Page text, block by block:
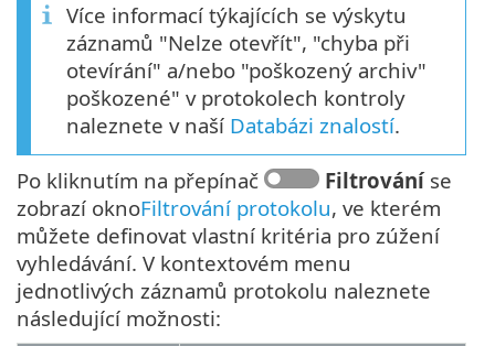
Více informací týkajících se výskytu
záznamů "Nelze otevřít", "chyba při
otevírání" a/nebo "poškozený archiv"
poškozené" v protokolech kontroly
naleznete v naší Databázi znalostí.
Po kliknutím na přepínač
Filtrováníse
zobrazí oknoFiltrování protokolu, ve kterém
můžete definovat vlastní kritéria pro zúžení
vyhledávání. V kontextovém menu
jednotlivých záznamů protokolu naleznete
následující možnosti: